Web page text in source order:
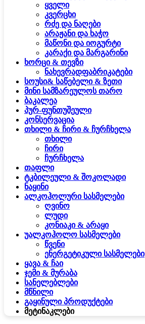
ყველი
კვერცხი
რძე და ნაღები
არაჟანი და ხაჭო
მაწონი და იოგურტი
კარაქი და მარგარინი
ხორცი & თევზი
ნახევრადფაბრიკატები
სოუსი& საწებელი & ზეთი
მინი სამზარეულოს თარო
ბაკალეა
პურ-ფუნთუშეული
კონსერვაცია
თხილი & ჩირი & ჩურჩხელა
თხილი
ჩირი
ჩურჩხელა
თაფლი
ტკბილეული & შოკოლადი
ნაყინი
ალკოჰოლური სასმელები
ღვინო
ლუდი
კონიაკი & არაყი
უალკოჰოლო სასმელები
წვენი
ენერგეტიკული სასმელები
ყავა & ჩაი
ჯემი & მურაბა
სანელებლები
მწნილი
გაყინული პროდუქტები
მეტინაკლები